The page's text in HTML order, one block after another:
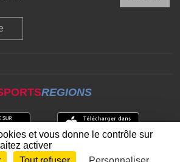
REGIONS
et vous donne le contrôle sur
activer